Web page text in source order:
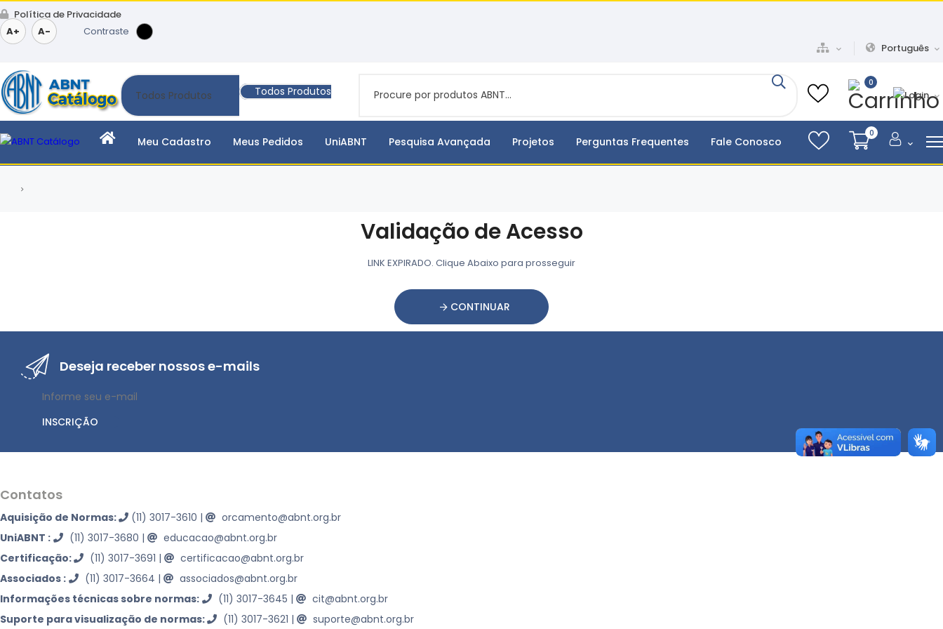
Política de Privacidade
A+
A-
Contraste
Português
Todos Produtos
0
Meu Cadastro Meus Pedidos UniABNT Pesquisa Avançada Projetos Perguntas Frequentes Fale Conosco
0
Validação de Acesso
LINK EXPIRADO. Clique Abaixo para prosseguir
CONTINUAR
Deseja receber nossos e-mails
INSCRIÇÃO
Contatos
Aquisição de Normas: (11) 3017-3610 |
orcamento@abnt.org.br
UniABNT :
(11) 3017-3680 |
educacao@abnt.org.br
Certificação:
(11) 3017-3691 |
certificacao@abnt.org.br
Associados :
(11) 3017-3664 |
associados@abnt.org.br
Informações técnicas sobre normas:
(11) 3017-3645 |
cit@abnt.org.br
Suporte para visualização de normas:
(11) 3017-3621 | suporte@abnt.org.br